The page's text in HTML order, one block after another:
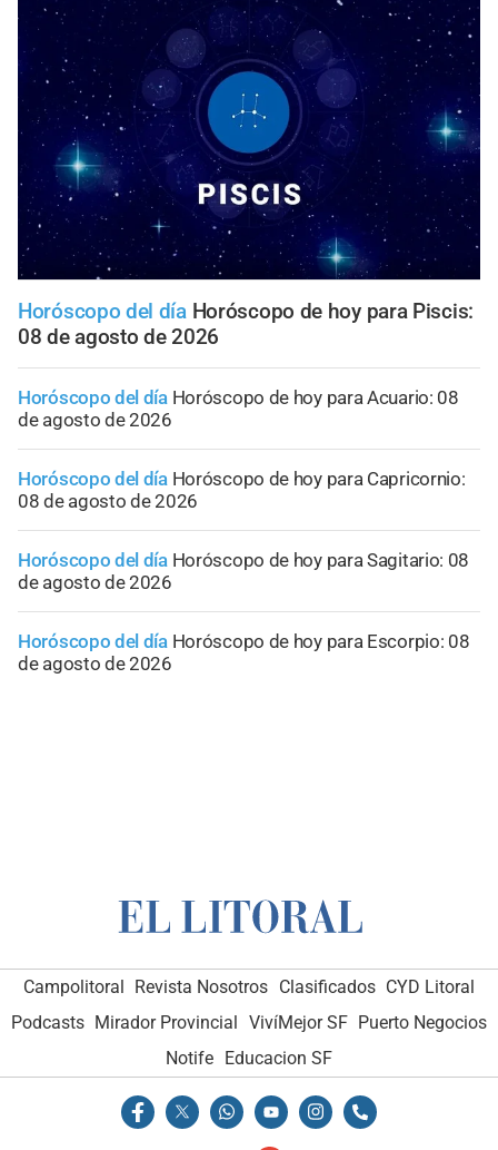
Horóscopo del día Horóscopo de hoy para Piscis:
08 de agosto de 2026
Horóscopo del día Horóscopo de hoy para Acuario: 08
de agosto de 2026
Horóscopo del día Horóscopo de hoy para Capricornio:
08 de agosto de 2026
Horóscopo del día Horóscopo de hoy para Sagitario: 08
de agosto de 2026
Horóscopo del día Horóscopo de hoy para Escorpio: 08
de agosto de 2026
Campolitoral Revista Nosotros Clasificados CYD Litoral
Podcasts Mirador Provincial VivíMejor SF Puerto Negocios
Notife Educacion SF